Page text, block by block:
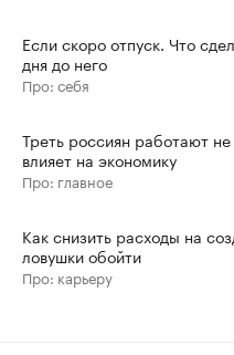
Если скоро отпуск. Что
дня до него
Про: себя
Треть россиян работают
влияет на экономику
Про: главное
Как снизить расходы на
ловушки обойти
Про: карьеру